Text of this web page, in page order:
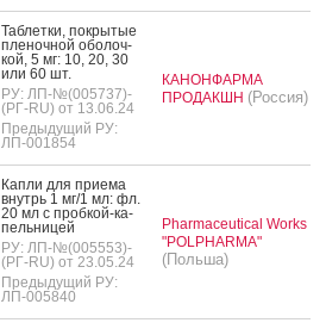
Таб­летки, пок­ры­тые
пле­ноч­ной обо­лоч­
кой, 5 мг: 10, 20, 30
или 60 шт.
РУ: ЛП-№(005737)-
(РГ-RU) от 13.06.24
Предыдущий РУ:
ЛП-001854
КАНОНФАРМА
ПРОДАКШН (Россия)
Кап­ли для при­ема
внутрь 1 мг/1 мл: фл.
20 мл с проб­кой-ка­
пель­ни­цей
РУ: ЛП-№(005553)-
(РГ-RU) от 23.05.24
Предыдущий РУ:
ЛП-005840
Pharmaceutical Works
"POLPHARMA"
(Польша)